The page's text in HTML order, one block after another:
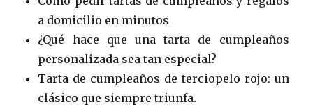
a domicilio en minutos
¿Qué hace que una tarta de cumpleaños
personalizada sea tan especial?
Tarta de cumpleaños de terciopelo rojo: un
clásico que siempre triunfa.